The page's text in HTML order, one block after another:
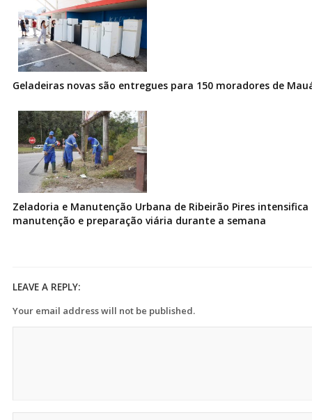
Geladeiras novas são entregues para 150 moradores de
Zeladoria e Manutenção Urbana de Ribeirão Pires intensifica
manutenção e preparação viária durante a semana
LEAVE A REPLY:
Your email address will not be published.